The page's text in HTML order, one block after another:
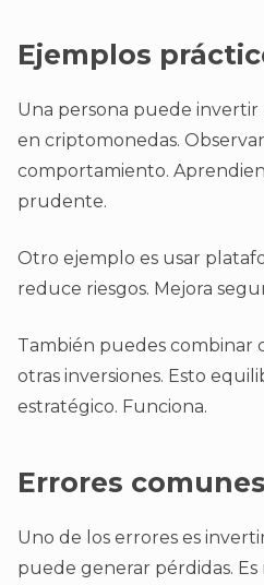
Ejemplos
Una persona puede
en criptomonedas.
comportamiento.
prudente.
Otro ejemplo es usar
reduce riesgos. Mejora
También puedes combinar
otras inversiones. Esto
estratégico. Funciona.
Errores comunes
Uno de los errores es
puede generar pérdidas.